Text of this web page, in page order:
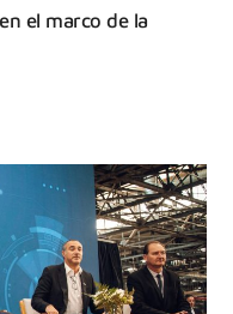
el marco de la